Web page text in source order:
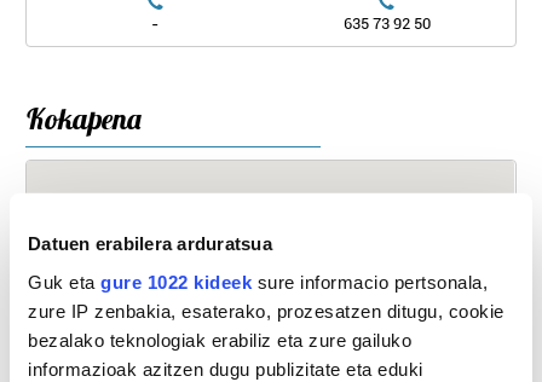
Datuen erabilera arduratsua
Guk eta gure 1022 kideek sure informacio pertsonala,
zure IP zenbakia, esaterako, prozesatzen ditugu, cookie
bezalako teknologiak erabiliz eta zure gailuko
informazioak azitzen dugu publizitate eta eduki
Kokapena
- 635 73 92 50